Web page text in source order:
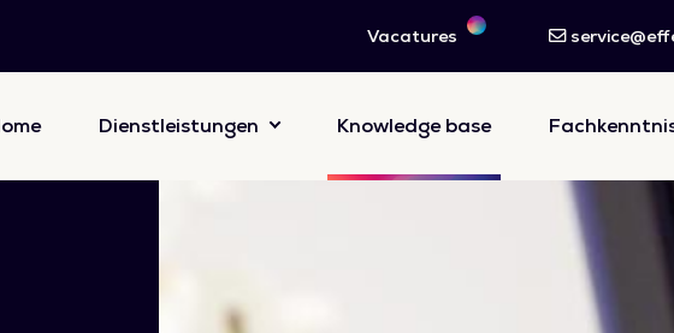
Vacatures
Dienstleistungen Knowledge base